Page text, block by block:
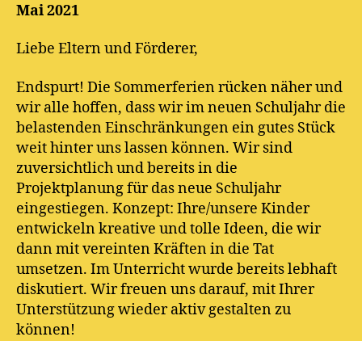
Mai 2021
Liebe Eltern und Förderer,
Endspurt! Die Sommerferien rücken näher und
wir alle hoffen, dass wir im neuen Schuljahr die
belastenden Einschränkungen ein gutes Stück
weit hinter uns lassen können. Wir sind
zuversichtlich und bereits in die
Projektplanung für das neue Schuljahr
eingestiegen. Konzept: Ihre/unsere Kinder
entwickeln kreative und tolle Ideen, die wir
dann mit vereinten Kräften in die Tat
umsetzen. Im Unterricht wurde bereits lebhaft
diskutiert. Wir freuen uns darauf, mit Ihrer
Unterstützung wieder aktiv gestalten zu
können!